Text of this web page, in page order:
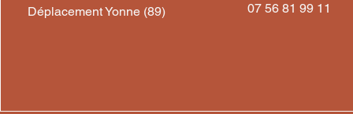
Déplacement Yonne (89) 07 56 81 99 11